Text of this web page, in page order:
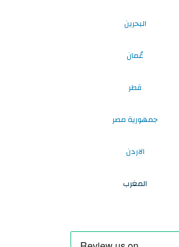
البحرين
عُمان
قطر
جمهورية مصر
الاردن
المغرب